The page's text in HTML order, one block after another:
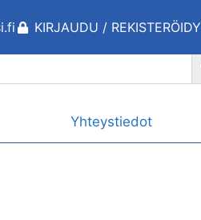
KIRJAUDU / REKISTERÖIDY
Yhteystiedot